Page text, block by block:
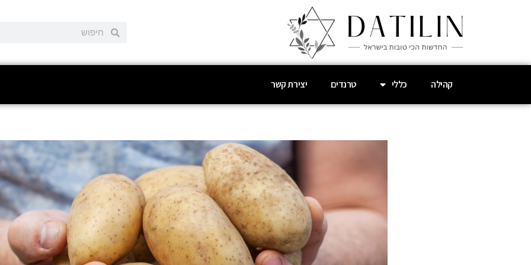
קהילה כללי טרנדים יצירת קשר